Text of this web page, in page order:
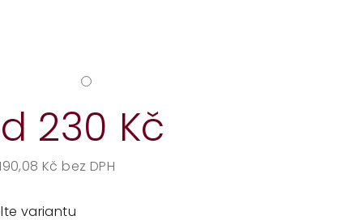
230 Kč
Kč bez DPH
variantu